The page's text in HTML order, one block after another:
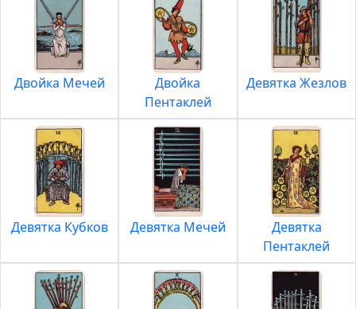
Двойка Мечей
Двойка
Пентаклей
Девятка Жезлов
Девятка Кубков Девятка Мечей
Девятка
Пентаклей